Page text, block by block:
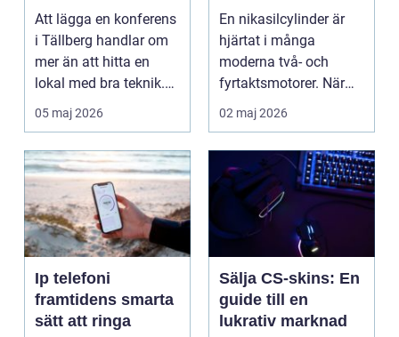
Att lägga en konferens
i Tällberg handlar om
mer än att hitta en
lokal med bra teknik.
Den lilla byn...
05 maj 2026
motorcykel och
snöskoter
En nikasilcylinder är
hjärtat i många
moderna två- och
fyrtaktsmotorer. När
den fungerar som den
02 maj 2026
Ip telefoni
framtidens smarta
sätt att ringa
Sälja CS-skins: En
guide till en
lukrativ marknad